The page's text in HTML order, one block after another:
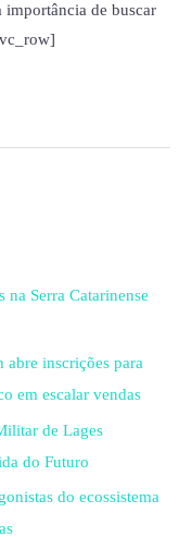
importância de buscar
Serra Catarinense
abre inscrições para
em escalar vendas
de Lages
do Futuro
do ecossistema